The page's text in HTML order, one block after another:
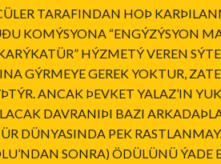
TARAFINDAN HOÞ
KOMÝSYONA “ENGÝZÝSYON
HÝZMETÝ VEREN
GÝRMEYE GEREK YOKTUR,
ANCAK ÞEVKET YALAZ’IN
DAVRANIÞI BAZI
DÜNYASINDA PEK
SONRA) ÖDÜLÜNÜ ÝADE